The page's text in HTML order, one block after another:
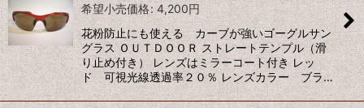
希望小売価格: 4,200円
花粉防止にも使える カーブが強いゴーグルサン
グラス ＯＵＴＤＯＯＲ ストレートテンプル（滑
り止め付き） レンズはミラーコート付き レッ
ド 可視光線透過率２０％ レンズカラー ブラ…